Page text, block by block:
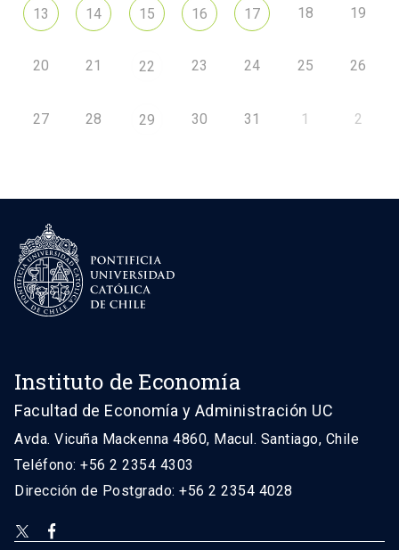
13 14 15 16 17 18 19
20 21 22 23 24 25 26
27 28 29 30 31 1 2
Instituto de Economía
Facultad de Economía y Administración UC
Avda. Vicuña Mackenna 4860, Macul. Santiago, Chile
Teléfono: +56 2 2354 4303
Dirección de Postgrado: +56 2 2354 4028